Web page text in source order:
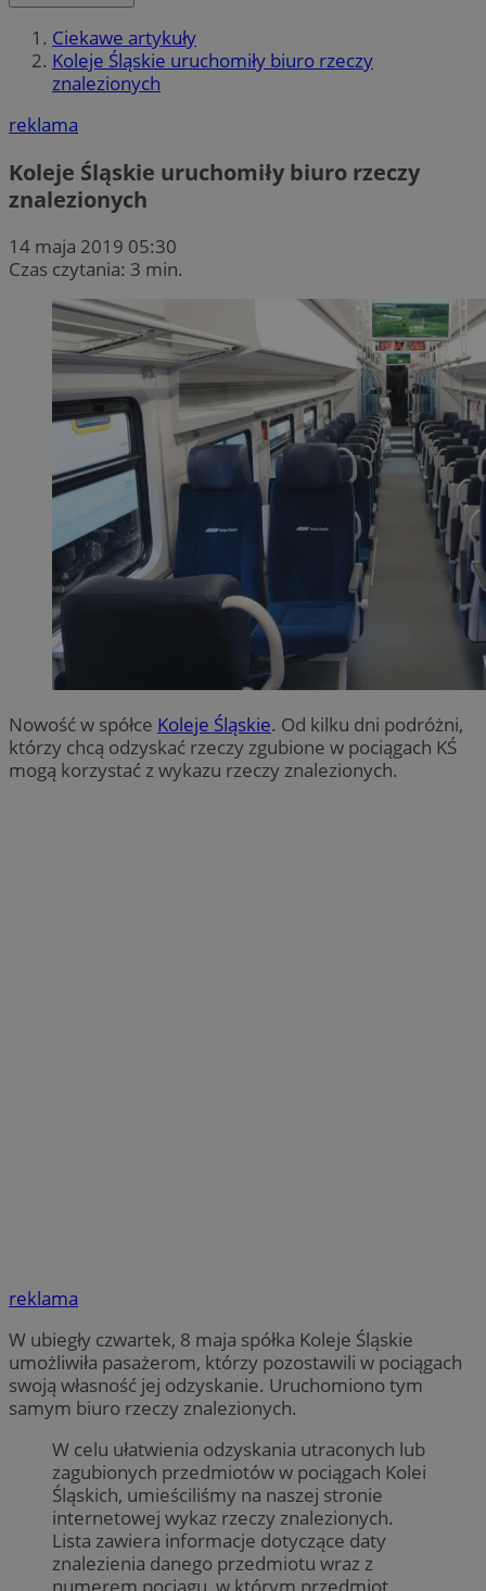
Ciekawe artykuły
Koleje Śląskie uruchomiły biuro rzeczy
znalezionych
reklama
Koleje Śląskie uruchomiły biuro rzeczy
znalezionych
14 maja 2019 05:30
Czas czytania: 3 min.
Nowość w spółce Koleje Śląskie. Od kilku dni podróżni,
którzy chcą odzyskać rzeczy zgubione w pociągach KŚ
mogą korzystać z wykazu rzeczy znalezionych.
reklama
W ubiegły czwartek, 8 maja spółka Koleje Śląskie
umożliwiła pasażerom, którzy pozostawili w pociągach
swoją własność jej odzyskanie. Uruchomiono tym
samym biuro rzeczy znalezionych.
W celu ułatwienia odzyskania utraconych lub
zagubionych przedmiotów w pociągach Kolei
Śląskich, umieściliśmy na naszej stronie
internetowej wykaz rzeczy znalezionych.
Lista zawiera informacje dotyczące daty
znalezienia danego przedmiotu wraz z